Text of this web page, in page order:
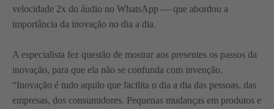
velocidade 2x do áudio no WhatsApp — que abordou a
importância da inovação no dia a dia.
A especialista fez questão de mostrar aos presentes os passos da
inovação, para que ela não se confunda com invenção.
“Inovação é tudo aquilo que facilita o dia a dia das pessoas, das
empresas, dos consumidores. Pequenas mudanças em produtos e